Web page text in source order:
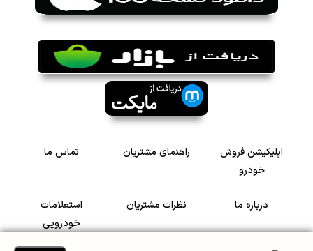
اپلیکیشن فروش
خودرو
راهنمای مشتریان تماس ما
درباره ما نظرات مشتریان
استعلامات
خودرویی